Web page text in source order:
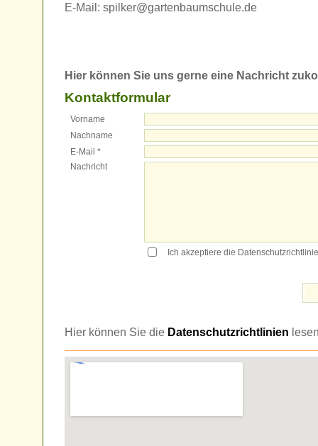
E-Mail: spilker@gartenbaumschule.de
Hier können Sie uns gerne eine Nachricht
Kontaktformular
Vorname
Nachname
E-Mail *
Nachricht
Ich akzeptiere die
Hier können Sie die Datenschutzrichtlinien